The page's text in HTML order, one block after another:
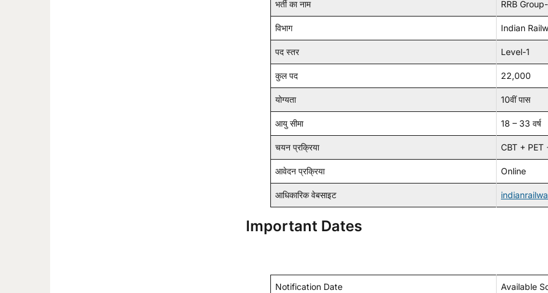
भर्ती का नाम RRB
विभाग Indian
पद स्तर Level-1
कुल पद 22,000
योग्यता 10वीं पास
आयु सीमा 18 – 33 वर्ष
चयन प्रक्रिया CBT + PET
आवेदन प्रक्रिया Online
आधिकारिक वेबसाइट
Important Dates
Notification Date Available